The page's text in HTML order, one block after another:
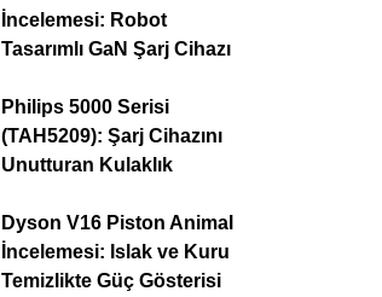
İncelemesi: Robot
Tasarımlı GaN Şarj Cihazı
Philips 5000 Serisi
(TAH5209): Şarj Cihazını
Unutturan Kulaklık
Dyson V16 Piston Animal
İncelemesi: Islak ve Kuru
Temizlikte Güç Gösterisi